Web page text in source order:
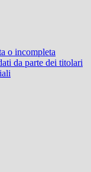
o incompleta
da parte dei titolari